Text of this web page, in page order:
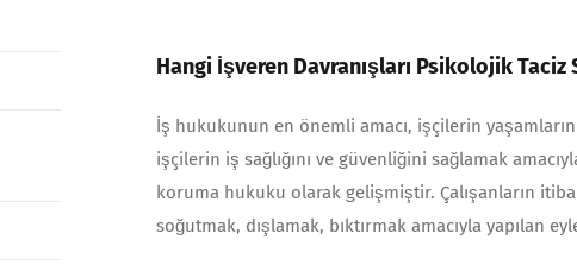
Hangi İşveren Davranışları Psikolojik Taciz
İş hukukunun en önemli amacı, işçile­rin
işçilerin iş sağlığını ve güvenliğini sağlamak
koruma hukuku olarak gelişmiştir. Çalışanların
soğutmak, dışlamak, bıktırmak amacıyla yapılan